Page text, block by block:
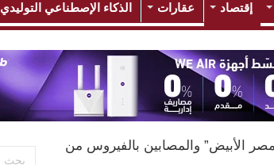
إقتصاد عقارات الذكاء الإصطناعي التوليدي
الأبيض” والمصابين بالفيروس من